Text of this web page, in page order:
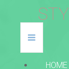
STY
HOME